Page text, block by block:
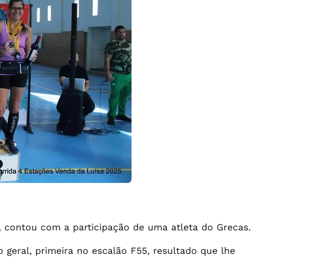
com a participação de uma atleta do Grecas.
primeira no escalão F55, resultado que lhe